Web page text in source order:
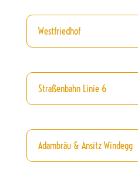
Westfriedhof
Straßenbahn Linie 6
Adambräu & Ansitz Windegg